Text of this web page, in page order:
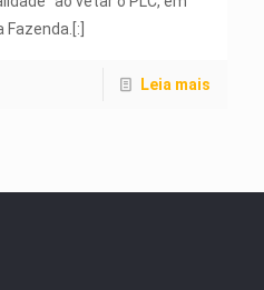
Leia mais